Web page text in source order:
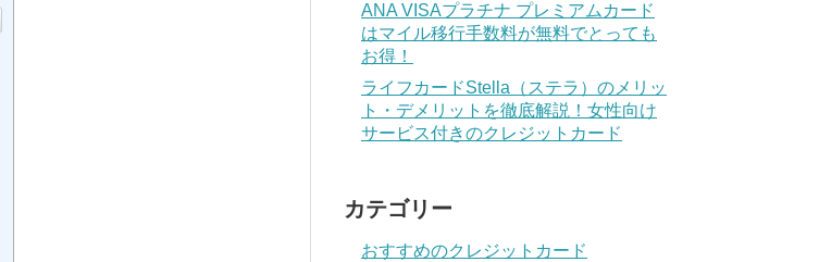
ANA VISAプラチナ プレミアムカード
はマイル移行手数料が無料でとっても
お得！
ライフカードStella（ステラ）のメリッ
ト・デメリットを徹底解説！女性向け
サービス付きのクレジットカード
カテゴリー
おすすめのクレジットカード